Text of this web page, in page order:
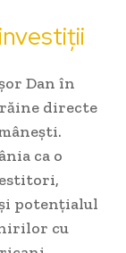
Dan în
directe
ca o
potențialul
cu